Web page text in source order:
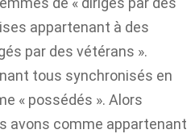
appartenant à des
par des vétérans ».
tous synchronisés en
« possédés ». Alors
avons comme appartenant